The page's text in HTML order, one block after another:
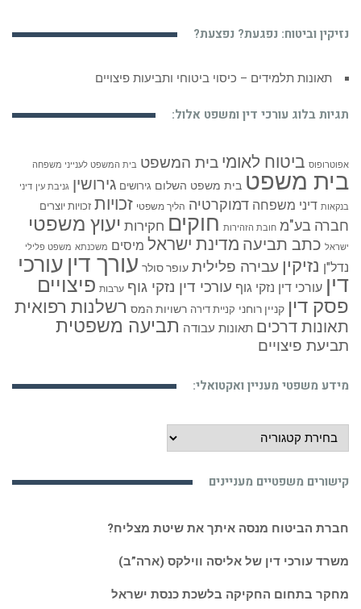
נזיקין וביטוח: נפגעת? נפצעת?
דחיית ערעור בתביעת רשלנות רפואית עקב התיישנות
תגיות בלוג עורכי דין ומשפט אלול:
אפוטרופוס ביטוח לאומי בית המשפט בית המשפט לענייני משפחה
בית משפט בית משפט השלום גירושים גירושין גניבת עין דיני
בנקאות דיני משפחה דמוקרטיה הליך משפטי זכויות זכויות יוצרים
חברה בע"מ חובת הזהירות חוקים חקירות יעוץ משפטי
ישראל כתב תביעה מדינת ישראל מיסים משכנתא משפט פלילי
נדל"ן נזיקין עבירה פלילית עופר סולר עורך דין עורכי
דין עורכי דין נזקי גוף עורכי דין נזקי גוף ערבות פיצויים
פסק דין קניין רוחני קניית דירה רשויות המס רשלנות רפואית
תאונות דרכים תאונות עבודה תביעה משפטית
תביעת פיצויים
מידע משפטי מעניין ואקטואלי:
מידע
משפטי
ואקטואלי:
קישורים משפטיים מעניינים
חברת הביטוח מנסה איתך את שיטת מצליח?
משרד עורכי דין של אליסה ווילקס (ארה”ב)
מחקר בתחום החקיקה בלשכת כנסת ישראל